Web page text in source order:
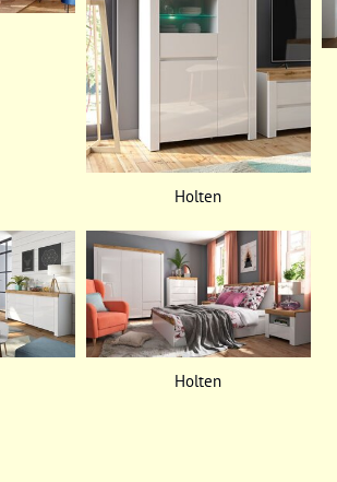
Holten
Holten